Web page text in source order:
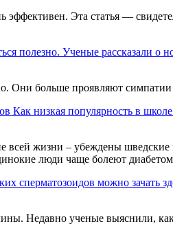
Эта статья —
полезно. Ученые рассказали о
Они больше проявляют
Как низкая популярность в
всей жизни – убеждены
люди чаще болеют
сперматозоидов можно зачать
Недавно ученые выяснили,